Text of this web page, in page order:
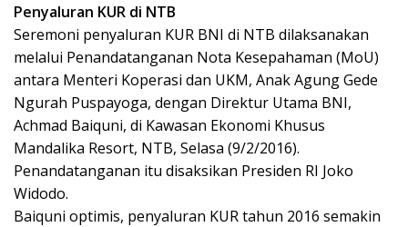
Penyaluran KUR di NTB
Seremoni penyaluran KUR BNI di NTB dilaksanakan
melalui Penandatanganan Nota Kesepahaman (MoU)
antara Menteri Koperasi dan UKM, Anak Agung Gede
Ngurah Puspayoga, dengan Direktur Utama BNI,
Achmad Baiquni, di Kawasan Ekonomi Khusus
Mandalika Resort, NTB, Selasa (9/2/2016).
Penandatanganan itu disaksikan Presiden RI Joko
Widodo.
Baiquni optimis, penyaluran KUR tahun 2016 semakin